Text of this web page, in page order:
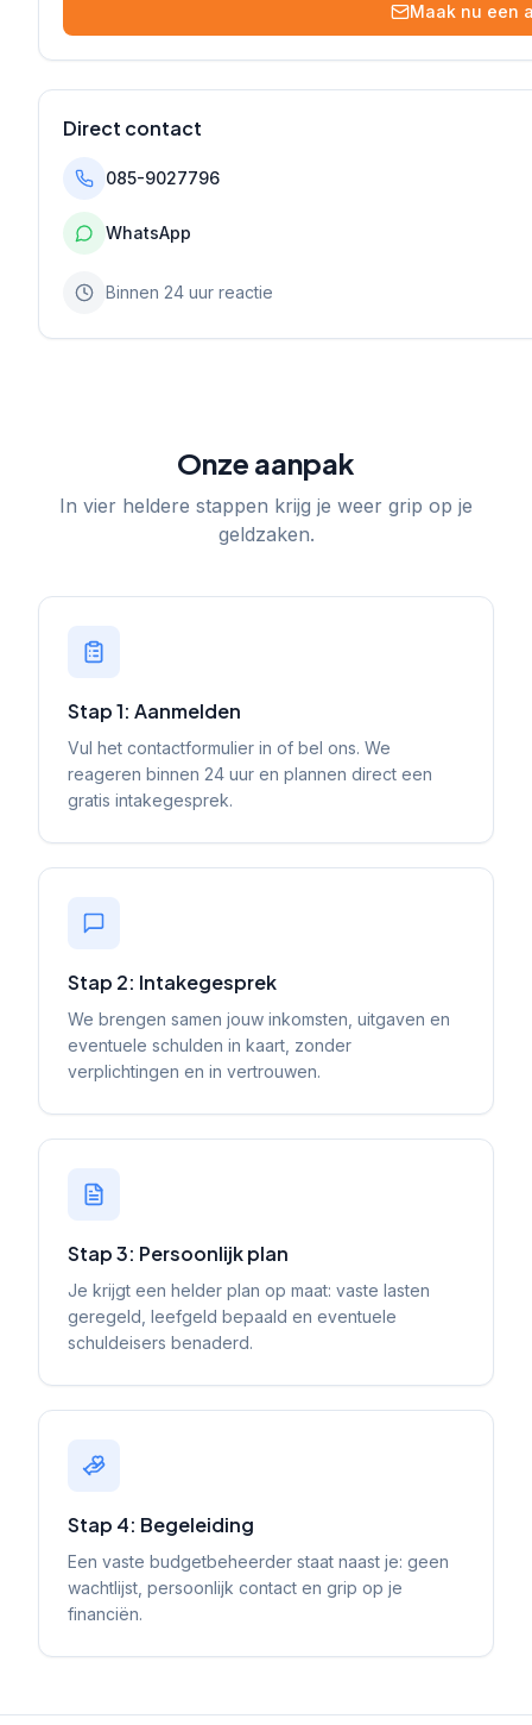
Maak nu een
Direct contact
085-9027796
WhatsApp
Binnen 24 uur reactie
Onze aanpak
In vier heldere stappen krijg je weer grip op je
geldzaken.
Stap 1: Aanmelden
Vul het contactformulier in of bel ons. We
reageren binnen 24 uur en plannen direct een
gratis intakegesprek.
Stap 2: Intakegesprek
We brengen samen jouw inkomsten, uitgaven en
eventuele schulden in kaart, zonder
verplichtingen en in vertrouwen.
Stap 3: Persoonlijk plan
Je krijgt een helder plan op maat: vaste lasten
geregeld, leefgeld bepaald en eventuele
schuldeisers benaderd.
Stap 4: Begeleiding
Een vaste budgetbeheerder staat naast je: geen
wachtlijst, persoonlijk contact en grip op je
financiën.